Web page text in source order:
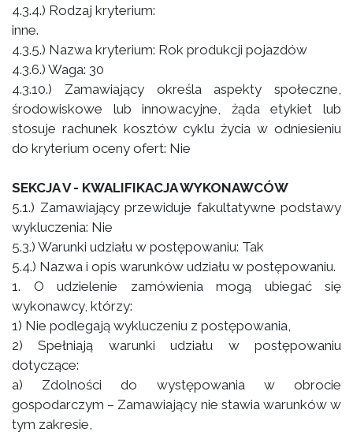
4.3.4.) Rodzaj kryterium:
inne.
4.3.5.) Nazwa kryterium: Rok produkcji pojazdów
4.3.6.) Waga: 30
4.3.10.) Zamawiający określa aspekty społeczne,
środowiskowe lub innowacyjne, żąda etykiet lub
stosuje rachunek kosztów cyklu życia w odniesieniu
do kryterium oceny ofert: Nie
SEKCJA V - KWALIFIKACJA WYKONAWCÓW
5.1.) Zamawiający przewiduje fakultatywne podstawy
wykluczenia: Nie
5.3.) Warunki udziału w postępowaniu: Tak
5.4.) Nazwa i opis warunków udziału w postępowaniu.
1. O udzielenie zamówienia mogą ubiegać się
wykonawcy, którzy:
1) Nie podlegają wykluczeniu z postępowania,
2) Spełniają warunki udziału w postępowaniu
dotyczące:
a) Zdolności do występowania w obrocie
gospodarczym – Zamawiający nie stawia warunków w
tym zakresie,